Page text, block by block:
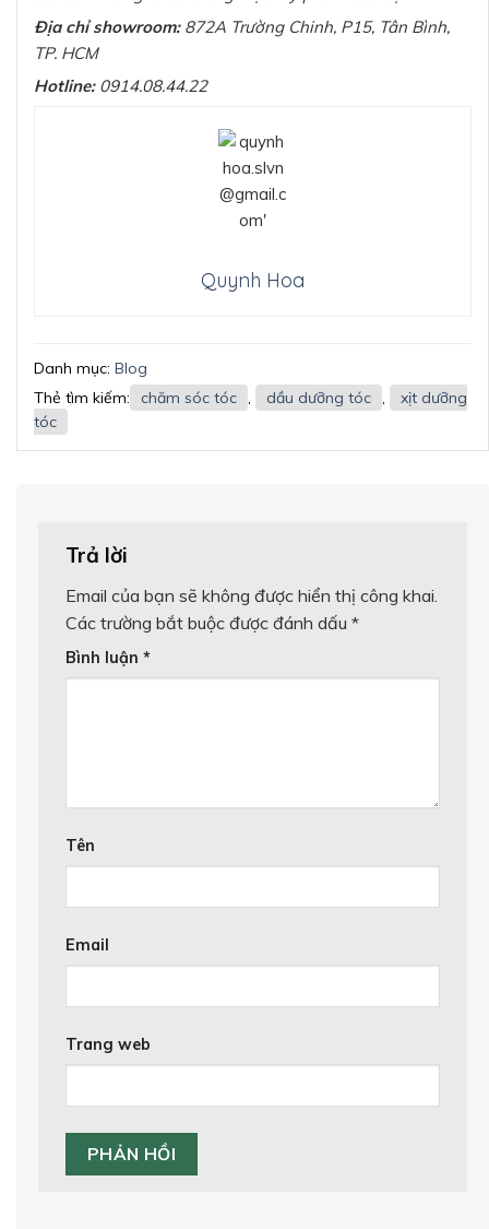
Địa chỉ showroom:872A Trường Chinh, P15, Tân Bình,
TP. HCM
Hotline:0914.08.44.22
Quynh Hoa
Danh mục: Blog
Thẻ tìm kiếm:
chăm sóc tóc , dầu dưỡng tóc ,
xịt dưỡng
tóc
Trả lời
Email của bạn sẽ không được hiển thị công khai.
Các trường bắt buộc được đánh dấu *
Bình luận *
Tên
Email
Trang web